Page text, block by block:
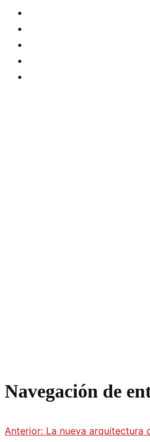
Navegación de
Anterior: La nueva arquitectura